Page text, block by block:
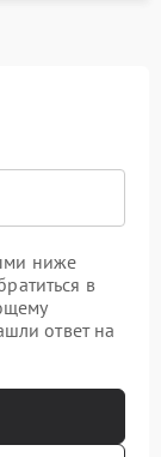
ниже
в
ответ на